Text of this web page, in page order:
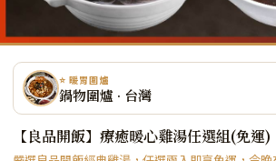
⭐ 暖胃圍爐
鍋物圍爐 · 台灣
【良品開飯】療癒暖心雞湯任選組(免運)